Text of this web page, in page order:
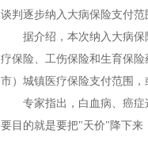
谈判逐步纳入大病保险支付范
据介绍，本次纳入大病
疗保险、工伤保险和生育保
市）城镇医疗保险支付范围
专家指出，白血病、癌
要目的就是要把"天价"降下来